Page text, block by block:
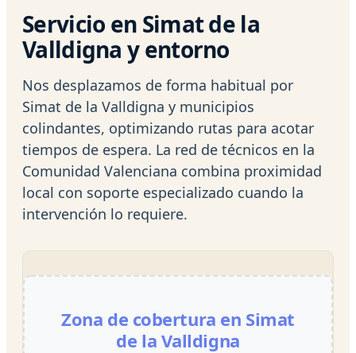
Servicio en Simat de la
Valldigna y entorno
Nos desplazamos de forma habitual por
Simat de la Valldigna y municipios
colindantes, optimizando rutas para acotar
tiempos de espera. La red de técnicos en la
Comunidad Valenciana combina proximidad
local con soporte especializado cuando la
intervención lo requiere.
Zona de cobertura en Simat
de la Valldigna